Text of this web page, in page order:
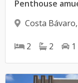
Penthouse
Costa Bávaro,
2 2 1